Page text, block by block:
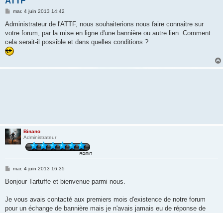
M
s
a
g
e
mar. 4 juin 2013 14:42
Administrateur de l'ATTF, nous souhaiterions nous faire connaitre sur
votre forum, par la mise en ligne d'une bannière ou autre lien. Comment
cela serait-il possible et dans quelles conditions ?
Binano
Administrateur
M
s
g
mar. 4 juin 2013 16:35
Bonjour Tartuffe et bienvenue parmi nous.
Je vous avais contacté aux premiers mois d'existence de notre forum
pour un échange de bannière mais je n'avais jamais eu de réponse de